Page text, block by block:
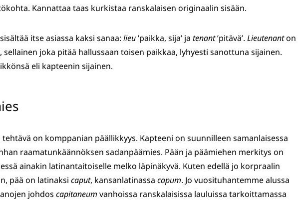
Kannattaa taas kurkistaa ranskalaisen originaalin sisään.
itse asiassa kaksi sanaa: lieu’paikka, sija’ ja tenant’pitävä’. Lieutenanton
sellainen joka pitää hallussaan toisen paikkaa, lyhyesti sanottuna sijainen.
eli kapteenin sijainen.
on komppanian päällikkyys. Kapteeni on suunnilleen samanlaisessa
raamatunkäännöksen sadanpäämies. Pään ja päämiehen merkitys on
ainakin latinantaitoiselle melko läpinäkyvä. Kuten edellä jo korpraalin
pää on latinaksi caput, kansanlatinassa capum. Jo vuosituhantemme alussa
johdos capitaneum vanhoissa ranskalaisissa lauluissa tarkoittamassa